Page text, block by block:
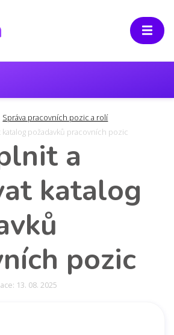
Správa pracovních pozic a rolí
katalog požadavků pracovních pozic
a
katalog
pozic
13. 08. 2025